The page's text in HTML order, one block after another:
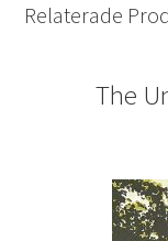
Relaterade
The